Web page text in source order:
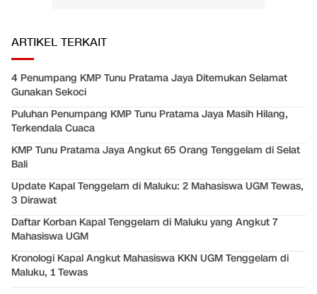
ARTIKEL TERKAIT
4 Penumpang KMP Tunu Pratama Jaya Ditemukan Selamat
Gunakan Sekoci
Puluhan Penumpang KMP Tunu Pratama Jaya Masih Hilang,
Terkendala Cuaca
KMP Tunu Pratama Jaya Angkut 65 Orang Tenggelam di Selat
Bali
Update Kapal Tenggelam di Maluku: 2 Mahasiswa UGM Tewas,
3 Dirawat
Daftar Korban Kapal Tenggelam di Maluku yang Angkut 7
Mahasiswa UGM
Kronologi Kapal Angkut Mahasiswa KKN UGM Tenggelam di
Maluku, 1 Tewas